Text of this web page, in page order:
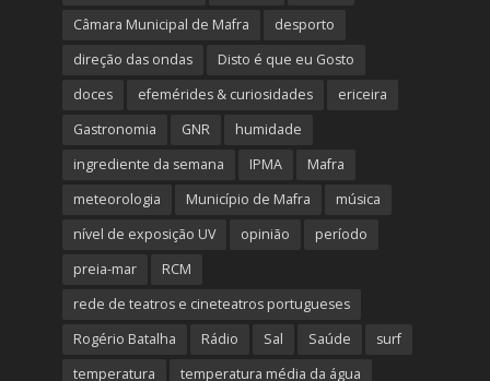
Câmara Municipal de Mafra
desporto
direção das ondas
Disto é que eu Gosto
doces
efemérides & curiosidades
ericeira
Gastronomia
GNR
humidade
ingrediente da semana
IPMA
Mafra
meteorologia
Município de Mafra
música
nível de exposição UV
opinião
período
preia-mar
RCM
rede de teatros e cineteatros portugueses
Rogério Batalha
Rádio Sal Saúde
surf
temperatura
temperatura média da água